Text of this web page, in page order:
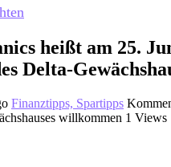
heißt am 25.
Delta-
Finanztipps, Spartipps
willkommen 1 Views